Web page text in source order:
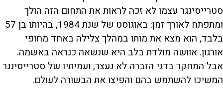
סטרייסינגר עצמו לא זכה לראות את התחום הזה הולך
ומתפתח לאורך זמן: באוגוסט של שנת 1984, בהיותו בן 57
בלבד, הוא מצא את מותו במהלך צלילה באחד מחופי
אורגון. אוושה מולדת בלב היא שנשאה כנראה באשמה.
אבל המחקר בדגי הזברה לא נעצר, ועמיתיו של סטרייסינגר
המשיכו להשתמש בהם והפיצו את הבשורה לעולם.